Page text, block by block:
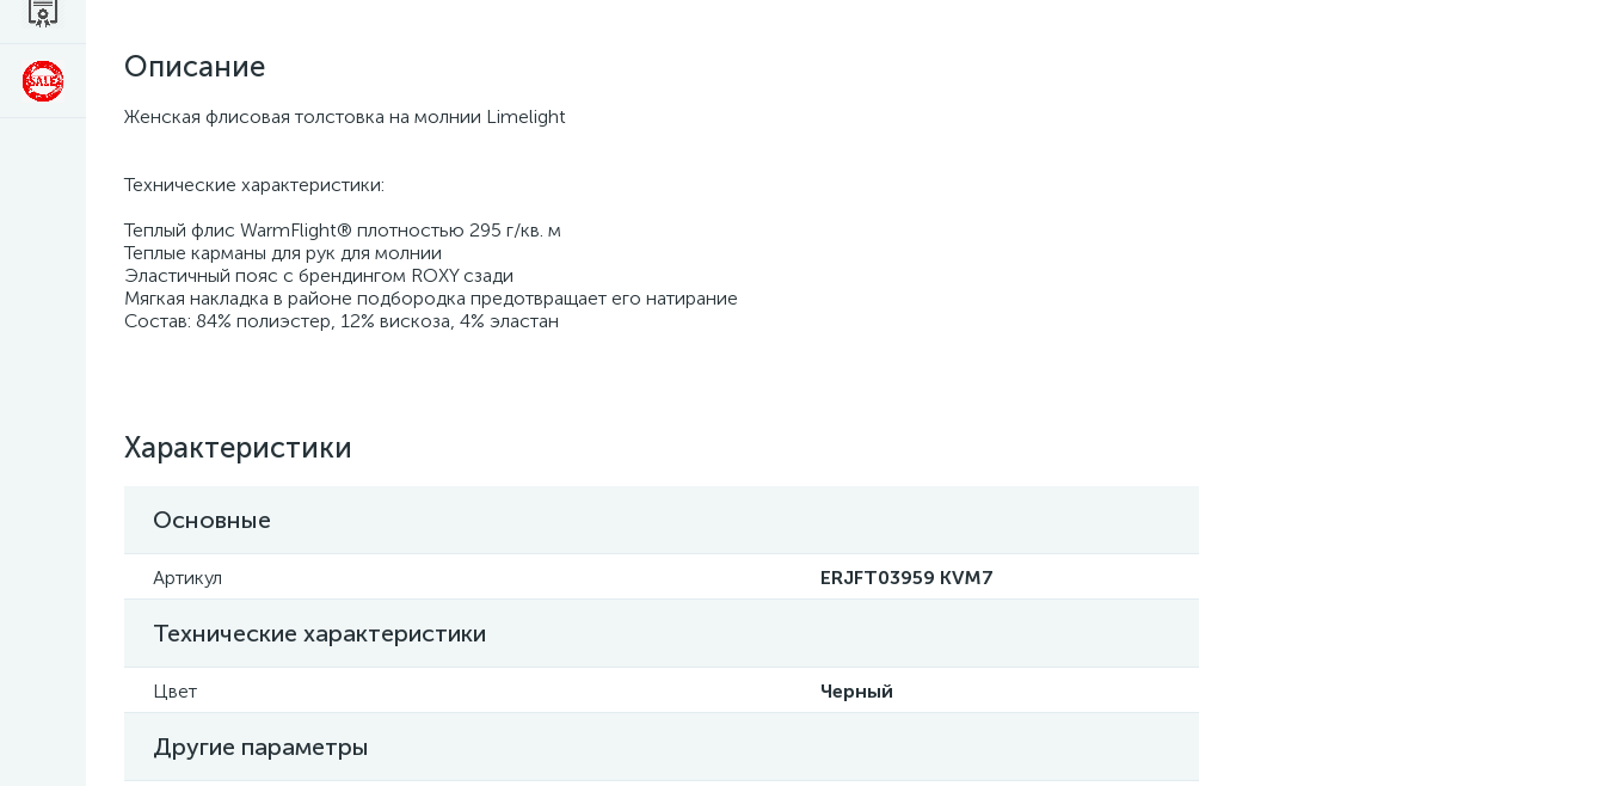
Описание
Женская флисовая толстовка на молнии Limelight
Технические характеристики:
Теплый флис WarmFlight® плотностью 295 г/кв. м
Теплые карманы для рук для молнии
Эластичный пояс с брендингом ROXY сзади
Мягкая накладка в районе подбородка предотвращает его натирание
Состав: 84% полиэстер, 12% вискоза, 4% эластан
Характеристики
Основные
Артикул ERJFT03959 KVM7
Технические характеристики
Цвет Черный
Другие параметры